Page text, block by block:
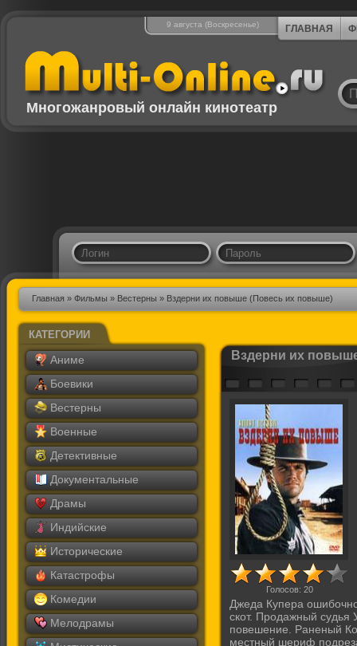
9 августа (Воскресенье) ГЛАВНАЯ
Многожанровый онлайн кинотеатр
Главная » Фильмы » Вестерны » Вздерни их повыше (Повесь их повыше)
КАТЕГОРИИ
Аниме
Боевики
Вестерны
Военные
Детективные
Документальные
Драмы
Индийские
Исторические
Катастрофы
Комедии
Мелодрамы
Вздерни их
Голосов: 20
Джеда Купера
скот. Продажный судья
повешение. Раненый
местный шериф